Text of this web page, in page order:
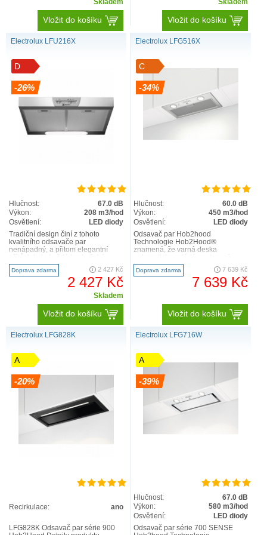
Tradiční odsavače par
Díky tradičnímu designu se tento odsavač par
skvěle hodí do všech kuchyní. Nenásilně se začlení
k ostatním spotřebičům, ať už je váš styl jakýkoliv.
Skladem
Vložit do košíku
Skladem
Vložit do košíku
Electrolux LFU216X
D
-26%
Hlučnost:
67.0 dB
Výkon:
208 m3/hod
Osvětlení:
LED diody
Tradiční design činí z tohoto
kvalitního odsavače par
nenápadný, a přitom elegantní
sestavy. Klíčová specifikace In..
Doprava zdarma 2 427 Kč
2 427 Kč
Skladem
Vložit do košíku
Electrolux LFG516X
C
-34%
Hlučnost:
60.0 dB
Výkon:
450 m3/hod
Osvětlení:
LED diody
Odsavač par Hob2hood
Technologie Hob2Hood®
znamená, že varná deska
odsavače par. Během vaření
upravuje intenzitu odsáv..
Doprava zdarma 7 639 Kč
7 639 Kč
Vložit do košíku
Electrolux LFG828K
A
-20%
Recirkulace: ano
LFG828K Odsavač par série 900
Electrolux LFG716W
A
-39%
Hlučnost:
67.0 dB
Výkon:
580 m3/hod
Osvětlení:
LED diody
Odsavač par série 700 SENSE